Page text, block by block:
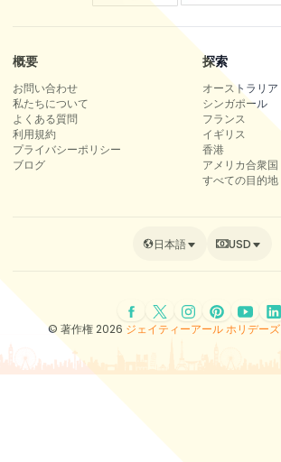
概要
お問い合わせ
私たちについて
よくある質問
利用規約
プライバシーポリシー
ブログ
探索
オーストラリア
シンガポール
フランス
イギリス
香港
アメリカ合衆国
すべての目的地
日本語 USD
© 著作権 2026 ジェイティーアール ホリデーズ